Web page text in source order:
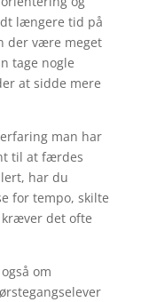
længere tid på
der være meget
tage nogle
at sidde mere
man har
til at færdes
har du
for tempo, skilte
det ofte
om